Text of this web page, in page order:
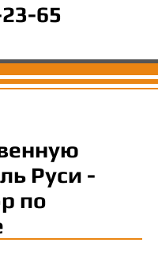
65
Руси -
по